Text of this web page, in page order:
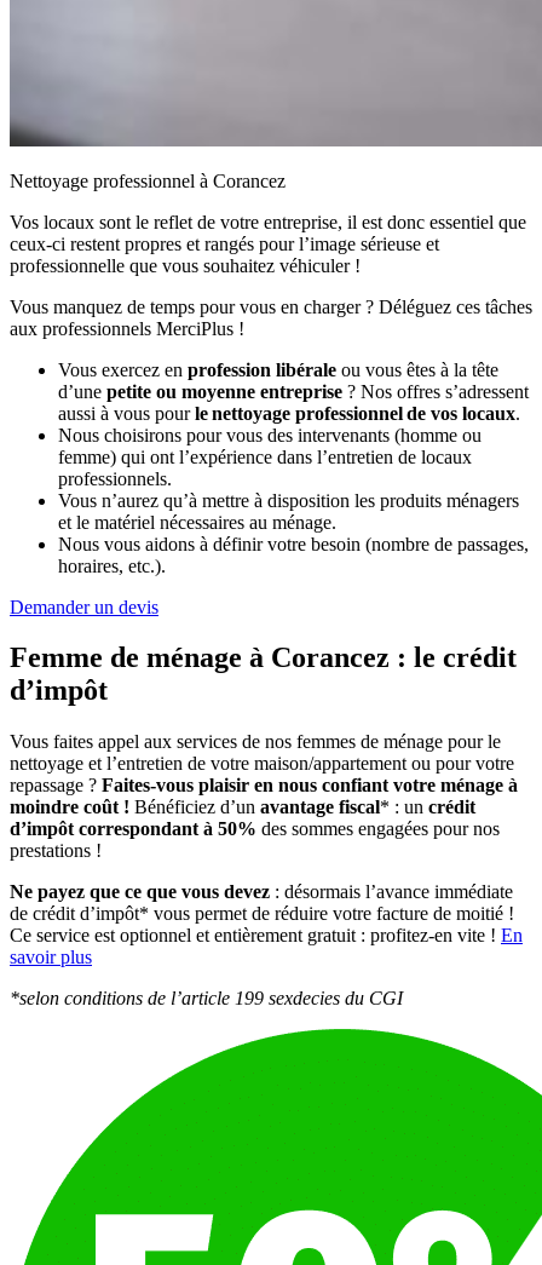
Nettoyage professionnel à Corancez
Vos locaux sont le reflet de votre entreprise, il est donc essentiel que
ceux-ci restent propres et rangés pour l’image sérieuse et
professionnelle que vous souhaitez véhiculer !
Vous manquez de temps pour vous en charger ? Déléguez ces tâches
aux professionnels MerciPlus !
Vous exercez en profession libérale ou vous êtes à la tête
d’une petite ou moyenne entreprise ? Nos offres s’adressent
aussi à vous pourle nettoyage professionnel de vos locaux.
Nous choisirons pour vous des intervenants (homme ou
femme) qui ont l’expérience dans l’entretien de locaux
professionnels.
Vous n’aurez qu’à mettre à disposition les produits ménagers
et le matériel nécessaires au ménage.
Nous vous aidons à définir votre besoin (nombre de passages,
horaires, etc.).
Demander un devis
Femme de ménage à Corancez : le crédit
d’impôt
Vous faites appel aux services de nos femmes de ménage pour le
nettoyage et l’entretien de votre maison/appartement ou pour votre
repassage ? Faites-vous plaisir en nous confiant votre ménage à
moindre coût ! Bénéficiez d’un avantage fiscal* : un crédit
d’impôt correspondant à 50% des sommes engagées pour nos
prestations !
Ne payez que ce que vous devez : désormais l’avance immédiate
de crédit d’impôt* vous permet de réduire votre facture de moitié !
Ce service est optionnel et entièrement gratuit : profitez-en vite ! En
savoir plus
*selon conditions de l’article 199 sexdecies du CGI